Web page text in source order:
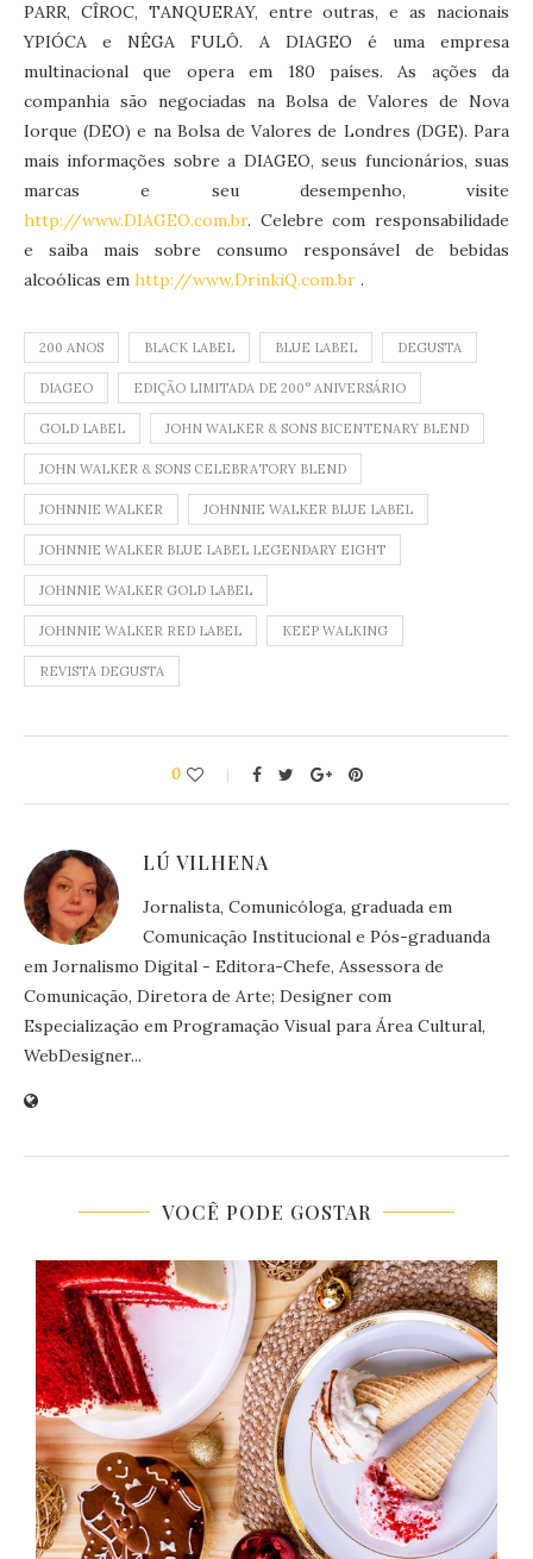
PARR, CÎROC, TANQUERAY, entre outras, e as nacionais
YPIÓCA e NÊGA FULÔ. A DIAGEO é uma empresa
multinacional que opera em 180 países. As ações da
companhia são negociadas na Bolsa de Valores de Nova
Iorque (DEO) e na Bolsa de Valores de Londres (DGE). Para
mais informações sobre a DIAGEO, seus funcionários, suas
marcas e seu desempenho, visite
http://www.DIAGEO.com.br. Celebre com responsabilidade
e saiba mais sobre consumo responsável de bebidas
alcoólicas em http://www.DrinkiQ.com.br .
200 ANOS BLACK LABEL BLUE LABEL DEGUSTA
DIAGEO EDIÇÃO LIMITADA DE 200° ANIVERSÁRIO
GOLD LABEL JOHN WALKER & SONS BICENTENARY BLEND
JOHN WALKER & SONS CELEBRATORY BLEND
JOHNNIE WALKER JOHNNIE WALKER BLUE LABEL
JOHNNIE WALKER BLUE LABEL LEGENDARY EIGHT
JOHNNIE WALKER GOLD LABEL
JOHNNIE WALKER RED LABEL KEEP WALKING
REVISTA DEGUSTA
0
LÚ VILHENA
Jornalista, Comunicóloga, graduada em
Comunicação Institucional e Pós-graduanda
em Jornalismo Digital - Editora-Chefe, Assessora de
Comunicação, Diretora de Arte; Designer com
Especialização em Programação Visual para Área Cultural,
WebDesigner...
VOCÊ PODE GOSTAR